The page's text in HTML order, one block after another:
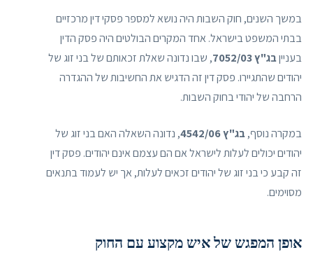
במשך השנים, חוק השבות היה נושא למספר פסקי דין מרכזיים
בבתי המשפט בישראל. אחד המקרים הבולטים היה פסק הדין
בענייןבג"ץ 7052/03
, שבו נדונה שאלת זכאותם של בני זוג של
יהודים שהתגיירו. פסק דין זה הדגיש את החשיבות של ההגדרה
הרחבה של יהודי בחוק השבות.
במקרה נוסף,בג"ץ 4542/06
, נדונה השאלה האם בני זוג של
יהודים יכולים לעלות לישראל אם הם עצמם אינם יהודים. פסק דין
זה קבע כי בני זוג של יהודים זכאים לעלות, אך יש לעמוד בתנאים
מסוימים.
אופן המפגש של איש מקצוע עם החוק